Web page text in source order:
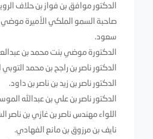
الدكتور موافق بن فواز بن حلاف
صاحبة السمو الملكي الأميرة موضي
سعود.
الدكتورة موضي بنت محمد بن
الدكتور ناصر بن راجح بن محمد
الدكتور ناصر بن زيد بن ناصر بن داود.
الدكتور ناصر بن علي بن عبدالله
اللواء مهندس ناصر بن غازي بن ناصر
نايف بن مرزوق بن مانع الفهادي.